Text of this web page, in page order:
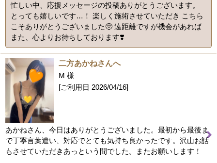
忙しい中、応援メッセージの投稿ありがとうございます。
とっても嬉しいです…！ 楽しく施術させていただき こちら
こそありがとうございました🥺 遠距離ですが機会があれば
また、心よりお待ちしております❣️
二方あかねさんへ
M 様
[ご利用日 2026/04/16]
あかねさん、今日はありがとうございました。最初から最後ま
で丁寧言葉遣い、対応でとても気持ち良かったです。沢山お話
もさせていただきあっという間でした。またお願いします！